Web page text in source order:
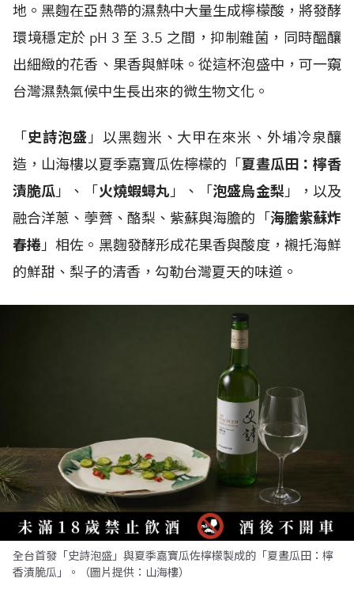
地。黑麴在亞熱帶的濕熱中大量生成檸檬酸，將發酵
環境穩定於 pH 3 至 3.5 之間，抑制雜菌，同時醞釀
出細緻的花香、果香與鮮味。從這杯泡盛中，可一窺
台灣濕熱氣候中生長出來的微生物文化。
「史詩泡盛」以黑麴米、大甲在來米、外埔冷泉釀
造，山海樓以夏季嘉寶瓜佐檸檬的「夏晝瓜田：檸香
漬脆瓜」、「火燒蝦蟳丸」、「泡盛烏金梨」，以及
融合洋蔥、荸薺、酪梨、紫蘇與海膽的「海膽紫蘇炸
春捲」相佐。黑麴發酵形成花果香與酸度，襯托海鮮
的鮮甜、梨子的清香，勾勒台灣夏天的味道。
全台首發「史詩泡盛」與夏季嘉寶瓜佐檸檬製成的「夏晝瓜田：檸
香漬脆瓜」。（圖片提供：山海樓）